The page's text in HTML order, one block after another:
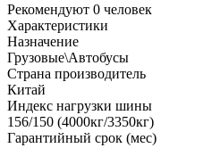
Рекомендуют 0 человек
Характеристики
Назначение
Грузовые\Автобусы
Страна производитель
Китай
Индекс нагрузки шины
156/150 (4000кг/3350кг)
Гарантийный срок (мес)